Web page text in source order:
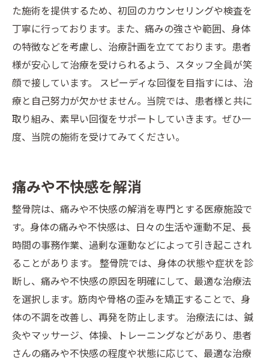
た施術を提供するため、初回のカウンセリングや検査を
丁寧に行っております。また、痛みの強さや範囲、身体
の特徴などを考慮し、治療計画を立てております。患者
様が安心して治療を受けられるよう、スタッフ全員が笑
顔で接しています。 スピーディな回復を目指すには、治
療と自己努力が欠かせません。当院では、患者様と共に
取り組み、素早い回復をサポートしていきます。ぜひ一
度、当院の施術を受けてみてください。
痛みや不快感を解消
整骨院は、痛みや不快感の解消を専門とする医療施設で
す。身体の痛みや不快感は、日々の生活や運動不足、長
時間の事務作業、過剰な運動などによって引き起こされ
ることがあります。 整骨院では、身体の状態や症状を診
断し、痛みや不快感の原因を明確にして、最適な治療法
を選択します。筋肉や骨格の歪みを矯正することで、身
体の不調を改善し、再発を防止します。 治療法には、鍼
灸やマッサージ、体操、トレーニングなどがあり、患者
さんの痛みや不快感の程度や状態に応じて、最適な治療